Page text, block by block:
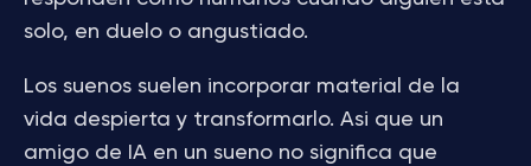
solo, en duelo o angustiado.
Los suenos suelen incorporar material de la
vida despierta y transformarlo. Asi que un
amigo de IA en un sueno no significa que